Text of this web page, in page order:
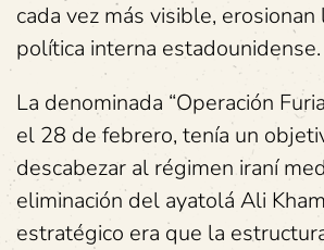
cada vez más visible,
política interna estadounidense.
La denominada “Operación
el 28 de febrero, tenía un
descabezar al régimen iraní
eliminación del ayatolá Ali
estratégico era que la